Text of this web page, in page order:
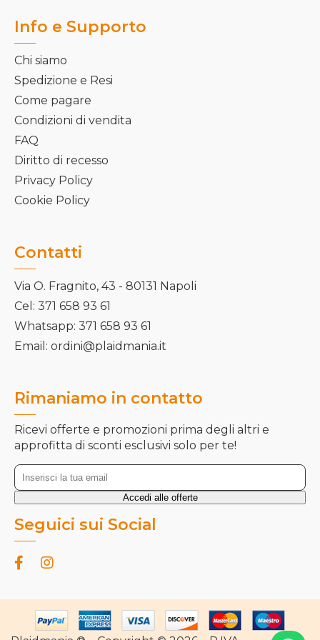
Info e Supporto
Chi siamo
Spedizione e Resi
Come pagare
Condizioni di vendita
FAQ
Diritto di recesso
Privacy Policy
Cookie Policy
Contatti
Via O. Fragnito, 43 - 80131 Napoli
Cel: 371 658 93 61
Whatsapp: 371 658 93 61
Email: ordini@plaidmania.it
Rimaniamo in contatto
Ricevi offerte e promozioni prima degli altri e
approfitta di sconti esclusivi solo per te!
Seguici sui Social